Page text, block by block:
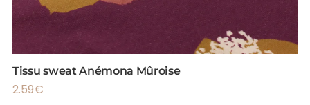
Tissu sweat Anémona Mûroise
2.59€